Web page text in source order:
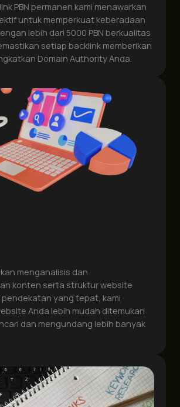
PBN permanen kami menawarkan
untuk memperkuat keberadaan
lebih dari 5000 PBN berkualitas
setiap backlink memberikan
Domain Authority Anda.
menganalisis dan
konten serta struktur website
pendekatan yang tepat, kami
Anda lebih mudah ditemukan
dan mengundang lebih banyak